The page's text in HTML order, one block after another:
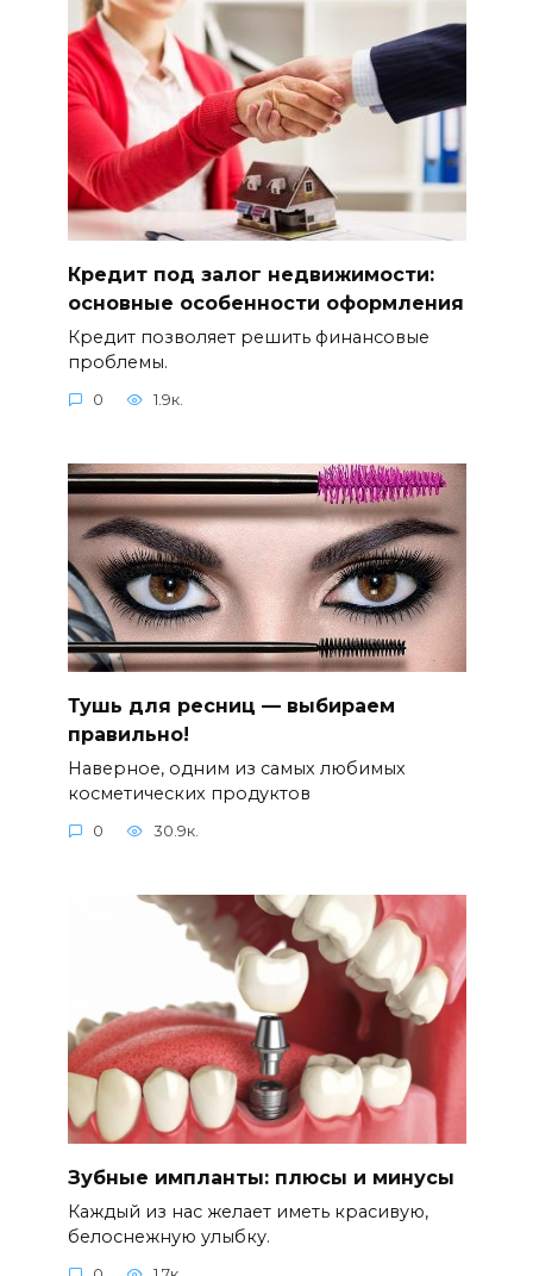
Кредит под залог недвижимости:
основные особенности оформления
Кредит позволяет решить финансовые
проблемы.
0 1.9к.
Тушь для ресниц — выбираем
правильно!
Наверное, одним из самых любимых
косметических продуктов
0 30.9к.
Зубные импланты: плюсы и минусы
Каждый из нас желает иметь красивую,
белоснежную улыбку.